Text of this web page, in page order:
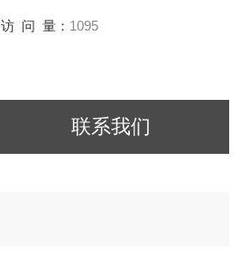
访 问 量： 1095
联系我们